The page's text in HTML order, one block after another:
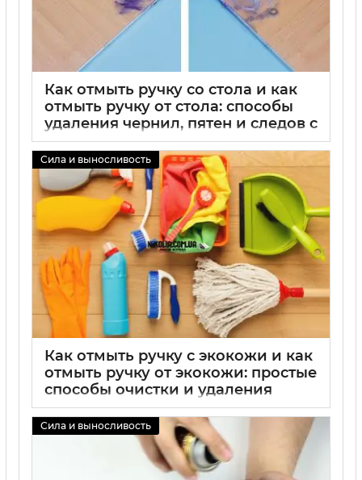
Как отмыть ручку со стола и как
отмыть ручку от стола: способы
удаления чернил, пятен и следов с
поверхности стола дома
02 09 2025 0
Сила и выносливость
Как отмыть ручку с экокожи и как
отмыть ручку от экокожи: простые
способы очистки и удаления
загрязнений
02 09 2025 0
Сила и выносливость